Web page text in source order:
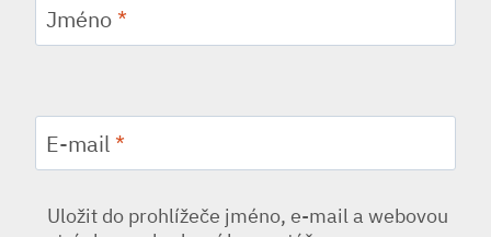
Jméno *
E-mail *
Uložit do prohlížeče jméno, e-mail a webovou